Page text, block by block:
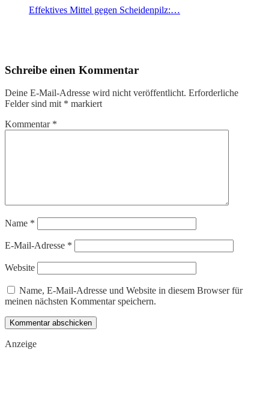
Effektives Mittel gegen Scheidenpilz:…
Schreibe einen Kommentar
Deine E-Mail-Adresse wird nicht veröffentlicht. Erforderliche
Felder sind mit * markiert
Kommentar *
Name *
E-Mail-Adresse *
Website
Name, E-Mail-Adresse und Website in diesem Browser für
meinen nächsten Kommentar speichern.
Anzeige